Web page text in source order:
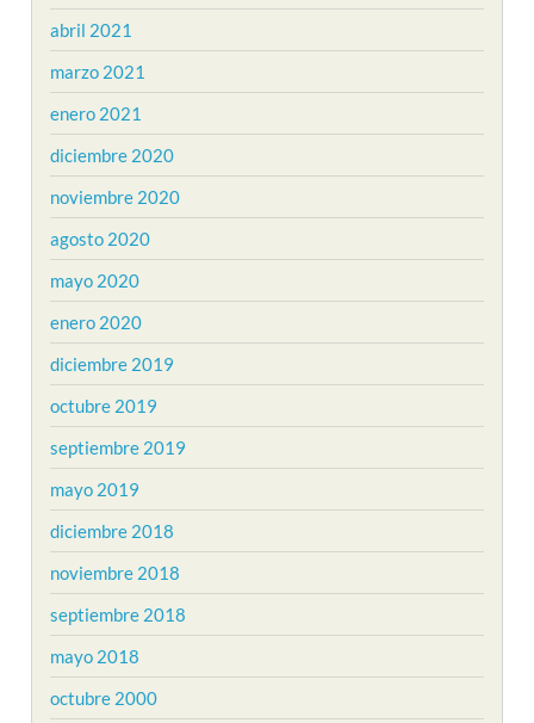
abril 2021
marzo 2021
enero 2021
diciembre 2020
noviembre 2020
agosto 2020
mayo 2020
enero 2020
diciembre 2019
octubre 2019
septiembre 2019
mayo 2019
diciembre 2018
noviembre 2018
septiembre 2018
mayo 2018
octubre 2000